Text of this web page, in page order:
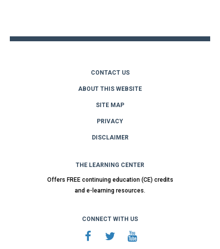
CONTACT US
ABOUT THIS WEBSITE
SITE MAP
PRIVACY
DISCLAIMER
THE LEARNING CENTER
Offers FREE continuing education (CE) credits
and e-learning resources.
CONNECT WITH US